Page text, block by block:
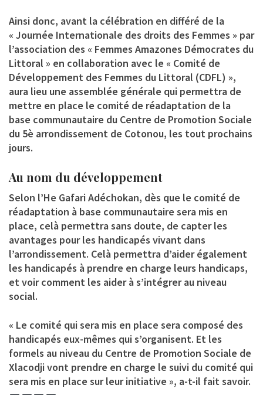
Ainsi donc, avant la célébration en différé de la
« Journée Internationale des droits des Femmes » par
l’association des « Femmes Amazones Démocrates du
Littoral » en collaboration avec le « Comité de
Développement des Femmes du Littoral (CDFL) »,
aura lieu une assemblée générale qui permettra de
mettre en place le comité de réadaptation de la
base communautaire du Centre de Promotion Sociale
du 5è arrondissement de Cotonou, les tout prochains
jours.
Au nom du développement
Selon l’He Gafari Adéchokan, dès que le comité de
réadaptation à base communautaire sera mis en
place, celà permettra sans doute, de capter les
avantages pour les handicapés vivant dans
l’arrondissement. Celà permettra d’aider également
les handicapés à prendre en charge leurs handicaps,
et voir comment les aider à s’intégrer au niveau
social.
« Le comité qui sera mis en place sera composé des
handicapés eux-mêmes qui s’organisent. Et les
formels au niveau du Centre de Promotion Sociale de
Xlacodji vont prendre en charge le suivi du comité qui
sera mis en place sur leur initiative », a-t-il fait savoir.